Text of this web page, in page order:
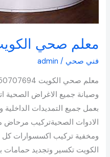
معلم صحي الكويت
فني صحي /
admin
بعمل جميع التمديدات
الادوات الصحيةتركيب
ومخفية تركيب اكسسوارات كل